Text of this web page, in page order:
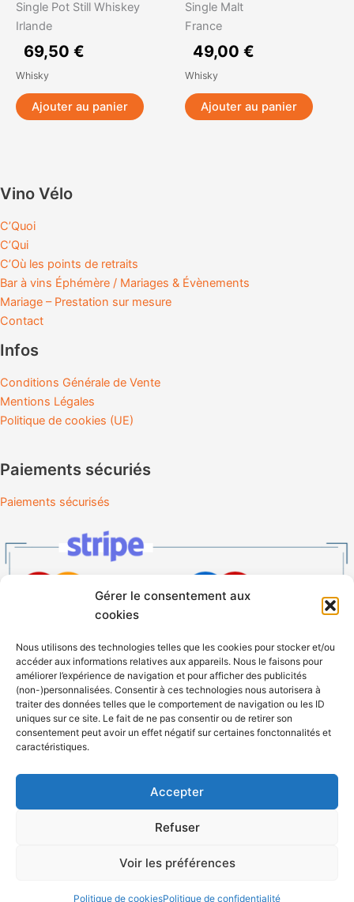
Gérer le consentement aux
cookies
Nous utilisons des technologies telles que les cookies pour stocker et/ou
accéder aux informations relatives aux appareils. Nous le faisons pour
améliorer l’expérience de navigation et pour afficher des publicités
(non-)personnalisées. Consentir à ces technologies nous autorisera à
traiter des données telles que le comportement de navigation ou les ID
uniques sur ce site. Le fait de ne pas consentir ou de retirer son
consentement peut avoir un effet négatif sur certaines fonctonnalités et
caractéristiques.
Accepter
Refuser
Voir les préférences
Politique de cookiesPolitique de confidentialité
Single Pot Still Whiskey
Irlande
69,50 €
Whisky
Ajouter au panier
Single Malt
France
49,00 €
Whisky
Ajouter au panier
Vino Vélo
C’Quoi
C’Qui
C’Où les points de retraits
Bar à vins Éphémère / Mariages & Évènements
Mariage – Prestation sur mesure
Contact
Infos
Conditions Générale de Vente
Mentions Légales
Politique de cookies (UE)
Paiements sécuriés
Paiements sécurisés
Facebook Instagram
Copyright ©2026 Vino Vélo|Powered byThème WordPress Astra
L'abus d'alcool est dangereux pour la santé, il est
recommandé de le consommer de manière réduite. La
consommation d'alcool est fortement déconseillée
pendant la grossesse et la vente aux mineurs de moins
vous attestez avoir au moins 18 ans.